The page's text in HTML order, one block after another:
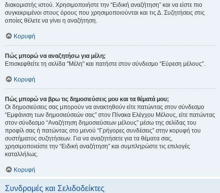
διακομιστής ιστού. Χρησιμοποιήστε την “Ειδική αναζήτηση” και να είστε πιο
συγκεκριμένοι στους όρους που χρησιμοποιούνται και τις Δ. Συζητήσεις στις
οποίες θέλετε να γίνει η αναζήτηση.
Κορυφή
Πώς μπορώ να αναζητήσω για μέλη;
Επισκεφθείτε τη σελίδα "Μέλη" και πατήστε στον σύνδεσμο “Εύρεση μέλους”.
Κορυφή
Πώς μπορώ να βρω τις δημοσιεύσεις μου και τα θέματά μου;
Οι δημοσιεύσεις σας μπορούν να ανακτηθούν είτε πατώντας στον σύνδεσμο
“Εμφάνιση των δημοσιεύσεών σας” στον Πίνακα Ελέγχου Μέλους, είτε πατώντας
στον σύνδεσμο “Αναζήτηση δημοσιεύσεων μέλους” μέσω της σελίδας του
προφίλ σας ή πατώντας στο μενού “Γρήγορες συνδέσεις” στην κορυφή του
συστήματος συζητήσεων. Για να αναζητήσετε για τα θέματα σας,
χρησιμοποιείστε την “Ειδική αναζήτηση” και συμπληρώστε τις επιλογές
καταλλήλως.
Κορυφή
Συνδρομές και Σελιδοδείκτες